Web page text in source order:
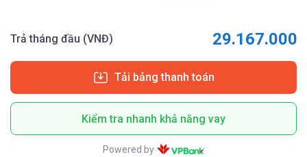
Trả tháng đầu (VNĐ) 29.167.000
Tải bảng thanh toán
Kiểm tra nhanh khả năng vay
Powered by